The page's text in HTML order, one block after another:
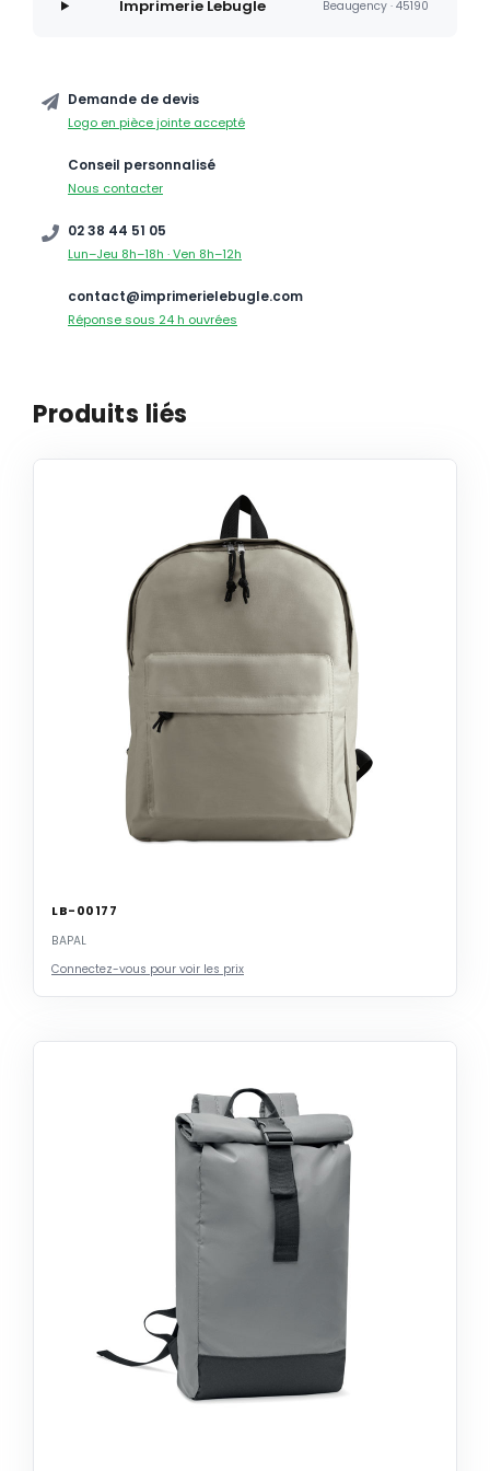
Imprimerie Lebugle Beaugency · 45190
Demande de devis
Logo en pièce jointe accepté
Conseil personnalisé
Nous contacter
02 38 44 51 05
Lun–Jeu 8h–18h · Ven 8h–12h
contact@imprimerielebugle.com
Réponse sous 24 h ouvrées
Produits liés
LB-00177
BAPAL
Connectez-vous pour voir les prix